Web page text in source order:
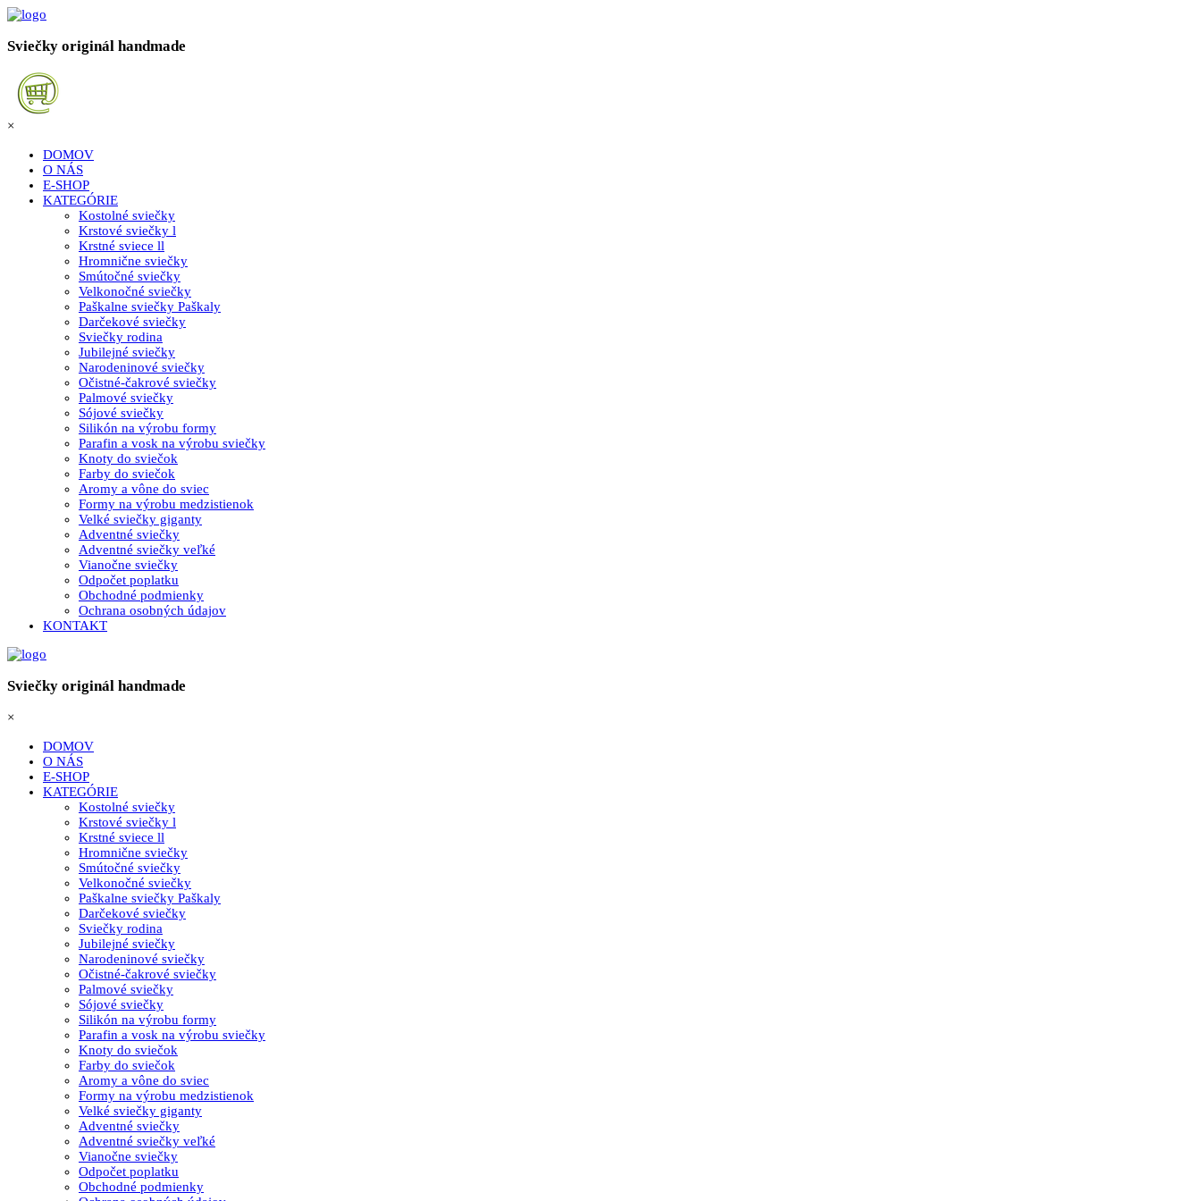
Sviečky originál handmade
×
DOMOV
O NÁS
E-SHOP
KATEGÓRIE
Kostolné sviečky
Krstové sviečky l
Krstné sviece ll
Hromnične sviečky
Smútočné sviečky
Velkonočné sviečky
Paškalne sviečky Paškaly
Darčekové sviečky
Sviečky rodina
Jubilejné sviečky
Narodeninové sviečky
Očistné-čakrové sviečky
Palmové sviečky
Sójové sviečky
Silikón na výrobu formy
Parafin a vosk na výrobu sviečky
Knoty do sviečok
Farby do sviečok
Aromy a vône do sviec
Formy na výrobu medzistienok
Velké sviečky giganty
Adventné sviečky
Adventné sviečky veľké
Vianočne sviečky
Odpočet poplatku
Obchodné podmienky
Ochrana osobných údajov
KONTAKT
Sviečky originál handmade
×
DOMOV
O NÁS
E-SHOP
KATEGÓRIE
Kostolné sviečky
Krstové sviečky l
Krstné sviece ll
Hromnične sviečky
Smútočné sviečky
Velkonočné sviečky
Paškalne sviečky Paškaly
Darčekové sviečky
Sviečky rodina
Jubilejné sviečky
Narodeninové sviečky
Očistné-čakrové sviečky
Palmové sviečky
Sójové sviečky
Silikón na výrobu formy
Parafin a vosk na výrobu sviečky
Knoty do sviečok
Farby do sviečok
Aromy a vône do sviec
Formy na výrobu medzistienok
Velké sviečky giganty
Adventné sviečky
Adventné sviečky veľké
Vianočne sviečky
Odpočet poplatku
Obchodné podmienky